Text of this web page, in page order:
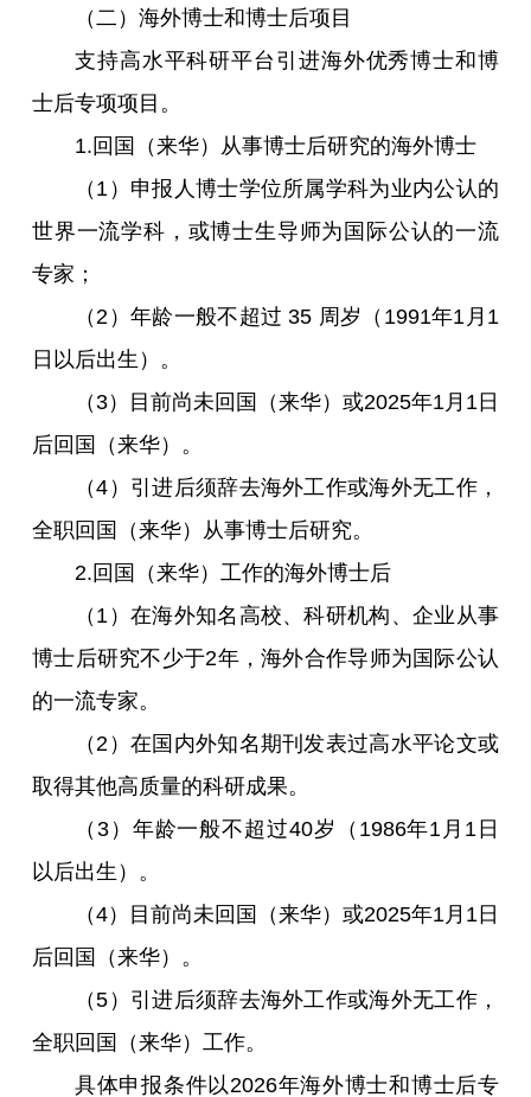
（二）海外博士和博士后项目
支持高水平科研平台引进海外优秀博士和博
士后专项项目。
1.回国（来华）从事博士后研究的海外博士
（1）申报人博士学位所属学科为业内公认的
世界一流学科，或博士生导师为国际公认的一流
专家；
（2）年龄一般不超过 35 周岁（1991年1月1
日以后出生）。
（3）目前尚未回国（来华）或2025年1月1日
后回国（来华）。
（4）引进后须辞去海外工作或海外无工作，
全职回国（来华）从事博士后研究。
2.回国（来华）工作的海外博士后
（1）在海外知名高校、科研机构、企业从事
博士后研究不少于2年，海外合作导师为国际公认
的一流专家。
（2）在国内外知名期刊发表过高水平论文或
取得其他高质量的科研成果。
（3）年龄一般不超过40岁（1986年1月1日
以后出生）。
（4）目前尚未回国（来华）或2025年1月1日
后回国（来华）。
（5）引进后须辞去海外工作或海外无工作，
全职回国（来华）工作。
具体申报条件以2026年海外博士和博士后专